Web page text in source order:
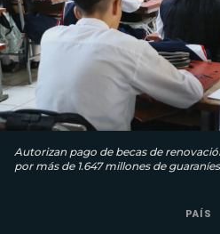
Autorizan pago de becas de
por más de 1.647 millones de
PAÍS